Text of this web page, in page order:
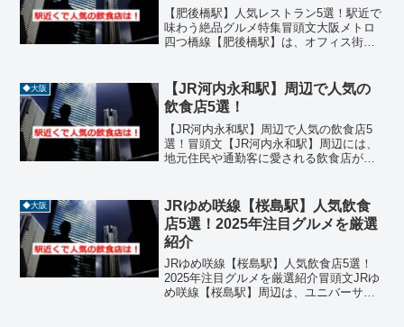
【肥後橋駅】人気レストラン5選！駅近で
味わう絶品グルメ特集冒頭文大阪メトロ
四つ橋線【肥後橋駅】は、オフィス街と
メスポットです。駅周辺には、和食、イ
タリアン、中華、焼き鳥...
◆大阪
【JR河内永和駅】周辺で人気の
飲食店5選！
【JR河内永和駅】周辺で人気の飲食店5
選！冒頭文【JR河内永和駅】周辺には、
地元住民や通勤客に愛される飲食店が多
ランチやディナーにぴったりの名店が揃
っています。今回はJ...
◆大阪
JRゆめ咲線【桜島駅】人気飲食
店5選！2025年注目グルメを厳選
紹介
JRゆめ咲線【桜島駅】人気飲食店5選！
2025年注目グルメを厳選紹介冒頭文JRゆ
め咲線【桜島駅】周辺は、ユニバーサ